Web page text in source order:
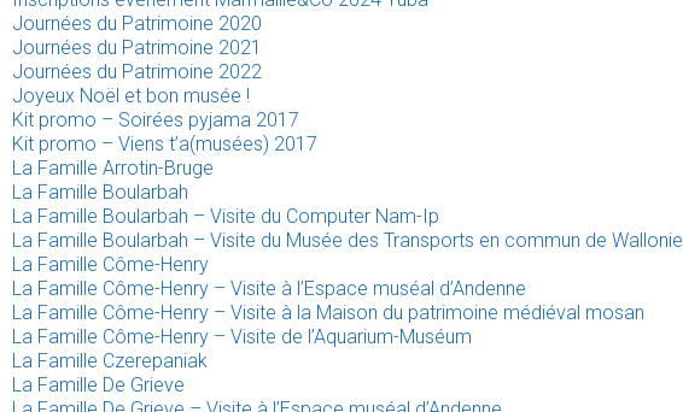
Journées du Patrimoine 2020
Journées du Patrimoine 2021
Journées du Patrimoine 2022
Joyeux Noël et bon musée !
Kit promo – Soirées pyjama 2017
Kit promo – Viens t’a(musées) 2017
La Famille Arrotin-Bruge
La Famille Boularbah
La Famille Boularbah – Visite du Computer Nam-Ip
La Famille Boularbah – Visite du Musée des Transports en commun de Wallonie
La Famille Côme-Henry
La Famille Côme-Henry – Visite à l’Espace muséal d’Andenne
La Famille Côme-Henry – Visite à la Maison du patrimoine médiéval mosan
La Famille Côme-Henry – Visite de l’Aquarium-Muséum
La Famille Czerepaniak
La Famille De Grieve